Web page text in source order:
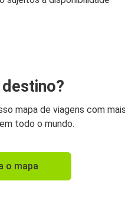
mapa de viagens com
todo o mundo.
o mapa